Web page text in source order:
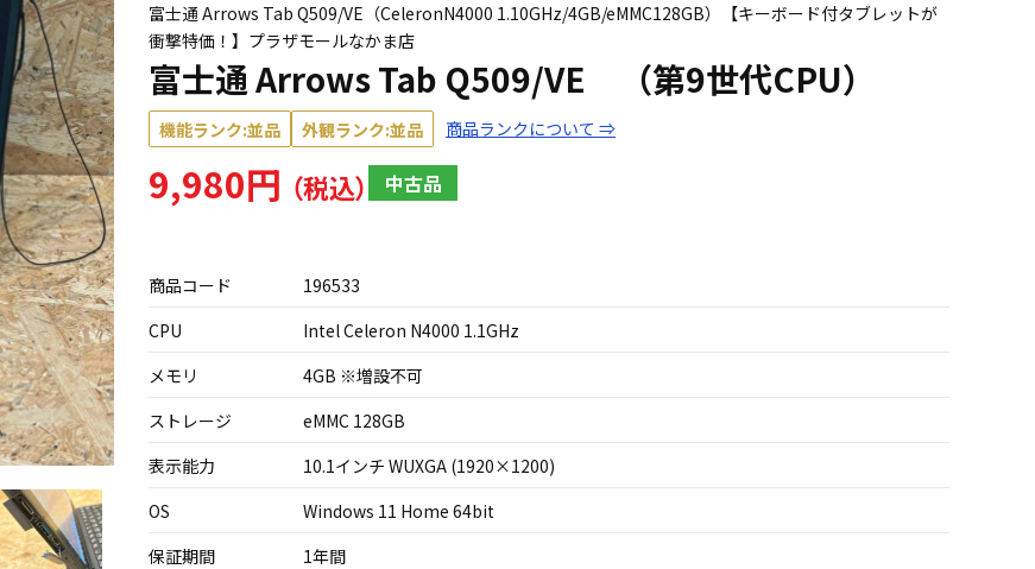
富士通 Arrows Tab Q509/VE（CeleronN4000 1.10GHz/4GB/eMMC128GB）【キーボード付タブレットが
衝撃特価！】プラザモールなかま店
富士通 Arrows Tab Q509/VE （第9世代CPU）
機能ランク:並品 外観ランク:並品 商品ランクについて ⇒
9,980円 中古品
商品コード
196533
CPU
Intel Celeron N4000 1.1GHz
メモリ
4GB ※増設不可
ストレージ
eMMC 128GB
表示能力
10.1インチ WUXGA (1920×1200)
OS
Windows 11 Home 64bit
保証期間
1年間